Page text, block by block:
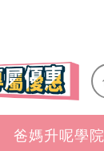
爸媽升呢學院